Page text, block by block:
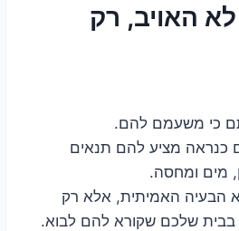
האויב, רק
כי משעמם להם.
כנראה מציע להם תנאים
מים ומחסה.
הבעיה האמיתית, אלא רק
בבית שלכם שקורא להם לבוא.